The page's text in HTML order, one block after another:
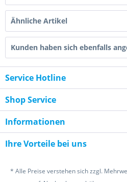
Ähnliche Artikel
Kunden haben sich ebenfalls
Service Hotline
Shop Service
Informationen
Ihre Vorteile bei uns
* Alle Preise verstehen sich zzgl.